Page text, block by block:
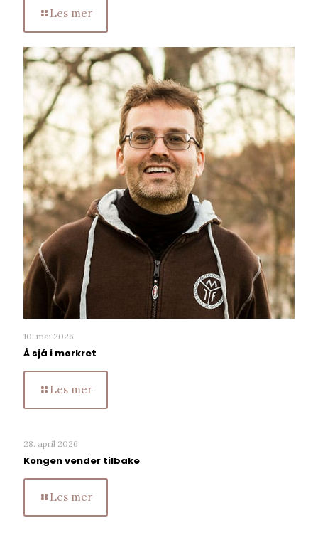
Les mer
10. mai 2026
Å sjå i mørkret
Les mer
28. april 2026
Kongen vender tilbake
Les mer